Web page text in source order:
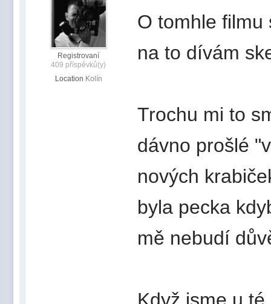
Registrovaní
409 příspěvků(y)
Location Kolín
O tomhle filmu
na to dívám
Trochu mi to
dávno prošlé
nových
byla pecka
mě nebudí
Když jsme u